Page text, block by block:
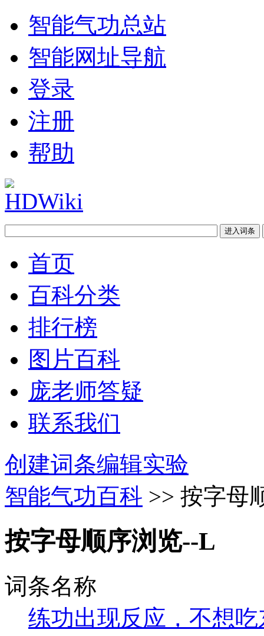
智能气功总站
智能网址导航
登录
注册
帮助
首页
百科分类
排行榜
图片百科
庞老师答疑
联系我们
创建词条编辑实验
智能气功百科 >> 按字母
按字母顺序浏览--L
词条名称
练功出现反应，不想